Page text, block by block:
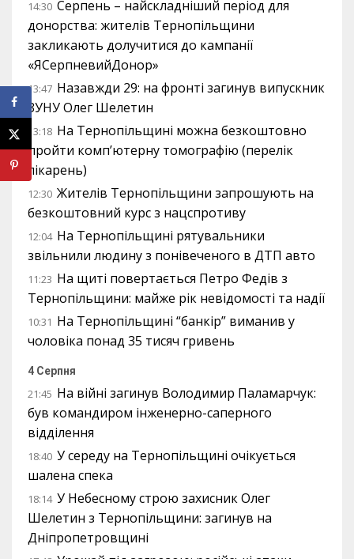
14:30 Серпень – найскладніший період для
донорства: жителів Тернопільщини
закликають долучитися до кампанії
«ЯСерпневийДонор»
13:47 Назавжди 29: на фронті загинув випускник
ЗУНУ Олег Шелетин
13:18 На Тернопільщині можна безкоштовно
пройти комп’ютерну томографію (перелік
лікарень)
12:30 Жителів Тернопільщини запрошують на
безкоштовний курс з нацспротиву
12:04 На Тернопільщині рятувальники
звільнили людину з понівеченого в ДТП авто
11:23 На щиті повертається Петро Федів з
Тернопільщини: майже рік невідомості та надії
10:31 На Тернопільщині “банкір” виманив у
чоловіка понад 35 тисяч гривень
4 Серпня
21:45 На війні загинув Володимир Паламарчук:
був командиром інженерно-саперного
відділення
18:40 У середу на Тернопільщині очікується
шалена спека
18:14 У Небесному строю захисник Олег
Шелетин з Тернопільщини: загинув на
Дніпропетровщині